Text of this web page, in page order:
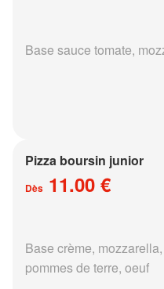
Base sauce tomate,
Pizza boursin junior
Dès 11.00 €
Base crème,
pommes de terre, oeuf